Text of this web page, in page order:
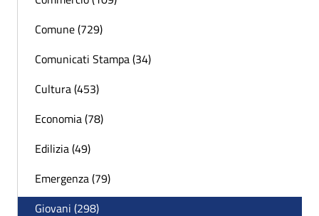
Comune (729)
Comunicati Stampa (34)
Cultura (453)
Economia (78)
Edilizia (49)
Emergenza (79)
Giovani (298)